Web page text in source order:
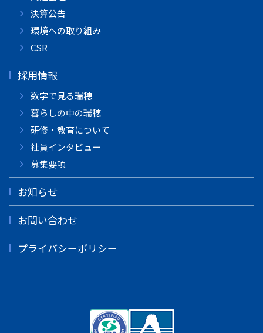
決算公告
環境への取り組み
CSR
採用情報
数字で見る瑞穂
暮らしの中の瑞穂
研修・教育について
社員インタビュー
募集要項
お知らせ
お問い合わせ
プライバシーポリシー